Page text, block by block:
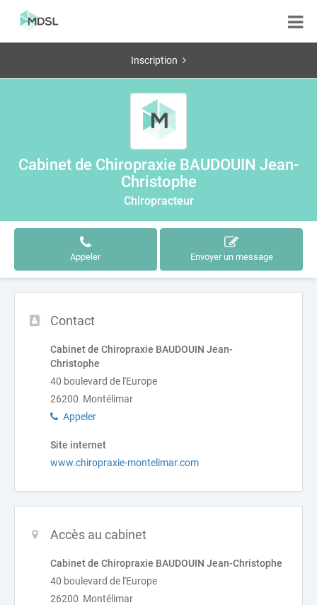
Inscription
Cabinet de Chiropraxie BAUDOUIN Jean-
Christophe
Chiropracteur
Appeler Envoyer un message
Contact
Cabinet de Chiropraxie BAUDOUIN Jean-
Christophe
40 boulevard de l'Europe
26200 Montélimar
Appeler
Site internet
www.chiropraxie-montelimar.com
Accès au cabinet
Cabinet de Chiropraxie BAUDOUIN Jean-Christophe
40 boulevard de l'Europe
26200 Montélimar